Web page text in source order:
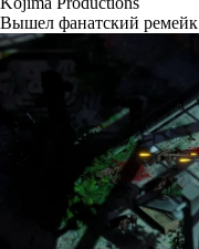
Вышел фанатский